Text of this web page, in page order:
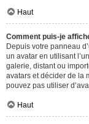
Haut
Comment puis-je
Depuis votre panneau
un avatar en utilisant
galerie, distant ou
avatars et décider de la
pouvez pas utiliser
Haut